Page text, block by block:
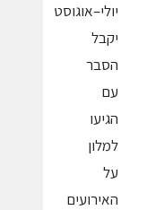
יולי–אוגוסט
יקבל
הסבר
עם
הגיעו
למלון
על
האירועים